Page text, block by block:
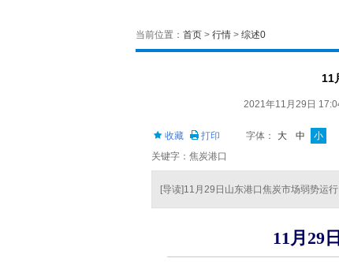
当前位置： 首页 > 行情 > 综述0
11
2021年11月29日
收藏 打印 字体： 大 中 小
关键字：焦炭港口
[导读]11月29日山东港口焦炭市场弱势运行
11月29